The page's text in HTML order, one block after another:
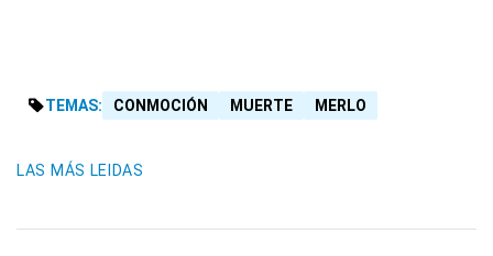
TEMAS: CONMOCIÓN MUERTE MERLO
LAS MÁS LEIDAS